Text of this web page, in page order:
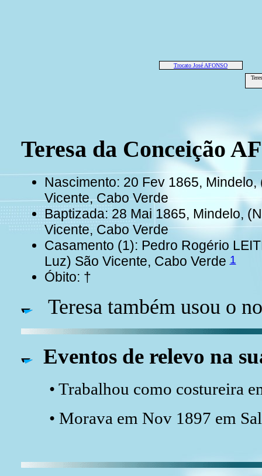
Trocato José AFONSO
Teresa da Conceição
Nascimento: 20 Fev 1865,
Vicente, Cabo Verde
Baptizada: 28 Mai 1865, Mindelo,
Vicente, Cabo Verde
Casamento (1): Pedro Rogério
Luz) São Vicente, Cabo Verde1
Óbito: †
Teresa também usou o
Eventos de relevo na
• Trabalhou como costureira
• Morava em Nov 1897 em